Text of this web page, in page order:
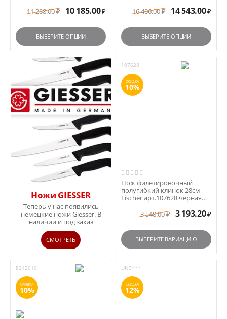
11 288.00 ₽ 10 185.00 ₽
ВЫБЕРИТЕ ОПЦИИ
16 406.00 ₽ 14 543.00 ₽
ВЫБЕРИТЕ ОПЦИИ
Ножи GIESSER
Теперь у нас появились
немецкие ножи Giesser. В
наличии и под заказ
СМОТРЕТЬ
107628
СКИДКА
10%
Нож филетировочный
полугибкий клинок 28см
Fischer арт.107628 черная
3 548.00 ₽ 3 193.20 ₽
ВЫБЕРИТЕ ВАРИАЦИЮ
8242010
СКИДКА
10%
UN3***
СКИДКА
12%